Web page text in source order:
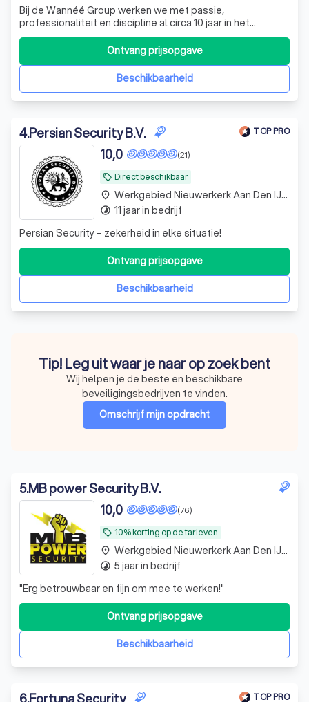
Bij de Wannéé Group werken we met passie,
professionaliteit en discipline al circa 10 jaar in het
veiligheidsdomein. We worden o.a. vertrouwd door
opdrachtgevers bij de Overheid en in het Onderwijs.
Beschikbaarheid
Ontvang prijsopgave
4.Persian Security B.V. TOP PRO
local_offer Direct beschikbaar
(21)
10,0
Persian Security – zekerheid in elke situatie!
Beschikbaarheid
Ontvang prijsopgave
place Werkgebied Nieuwerkerk Aan Den IJssel
timelapse 11 jaar in bedrijf
Tip! Leg uit waar je naar op zoek bent
Wij helpen je de beste en beschikbare
beveiligingsbedrijven te vinden.
Omschrijf mijn opdracht
5.MB power Security B.V.
local_offer 10% korting op de tarieven
(76)
10,0
"Erg betrouwbaar en fijn om mee te werken!"
Beschikbaarheid
Ontvang prijsopgave
place Werkgebied Nieuwerkerk Aan Den IJssel
timelapse 5 jaar in bedrijf
6.Fortuna Security TOP PRO